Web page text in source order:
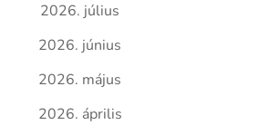
2026. július
2026. június
2026. május
2026. április